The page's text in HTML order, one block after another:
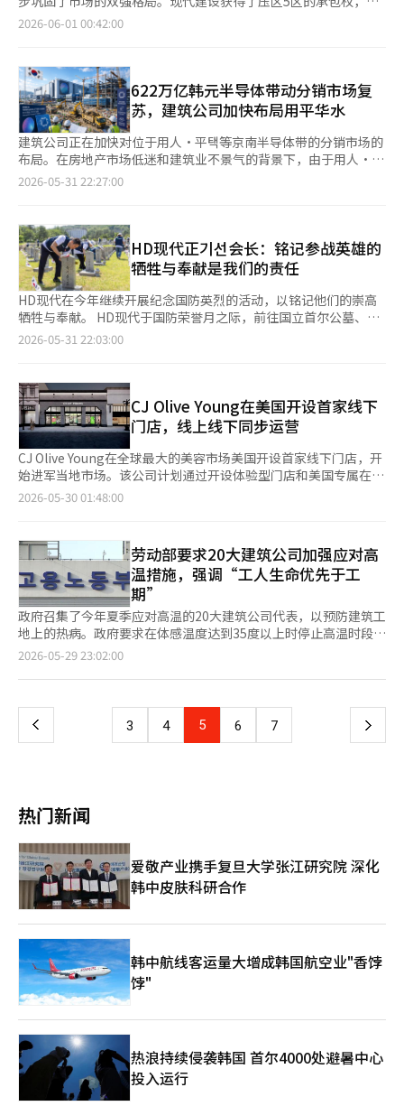
7093亿美元，首次突破7000亿美元。今年，由于AI数据中心投资
的扩大和高带宽内存（HBM）需求的增加，半导体出口急剧增
美元。 资本市场也发生了变化。自政府上任以来，韩国综合股价
指数（KOSPI）突破8000点，创下历史新高，市值也大幅增加。政
府推动的资本市场现代化政策、国内市场回归账户（RIA）的引入
以及对半导体行业的乐观预期，提升了消除“韩国折扣”的希望。
根据第一季度的数据，经常账户也录得733亿美元的顺差，创下历
史最高水平。 政府通过积极的财政政策支持经济复苏。包括“战
争补充预算”在内的大规模财政投入，以及民生恢复消费券和高油
价救助金等措施，旨在刺激内需和支持弱势群体。同时，政府还扩
力。 然而，经济复苏的温暖是否已扩散至整个产业仍然存在疑
问。最近，国会预算政策处的报告显示，半导体生产能力指数在过
去五年中上升了80个百分点，而非半导体制造业的生产能力则下降
了14个百分点。这意味着，除半导体外的制造业和内需行业的复苏
相对乏力。 实际上，许多人认为经济感受依然冷淡。钢铁、石油
化工和建筑业仍未摆脱低迷，自营业者和小商户的困难也在持续。
政府在最近的绿皮书中指出，由于中东战争带来的地缘政治风险，
经济下行风险依然存在。 高油价和高汇率带来的物价上涨压力也
消费者身上，民生负担可能再次加重。 财政健康问题也亟待解
决。在经济复苏过程中，积极财政政策发挥了一定作用，但增长和
税收在很大程度上依赖于半导体大企业的业绩和资产市场的繁荣。
补充预算编制，长期财政运作的压力也在加大。 税制政策也面临
变革的十字路口。政府计划加强长期持有特别扣除的实际居住要
求，缩减租赁经营者的税制特例，预告将转向“以实际居住为中
出，人工智能和人口结构变化是我国经济最大的中长期威胁，他表
示：“应当根据人工智能时代的要求，整顿个人信息、金融和劳动
市场的监管，同时通过教育改革培养人才。还应大胆发展半导体、
生物、电池、核电和电力设备等未来成长产业，引导企业集中于核
心业务进行产业结构调整。”※ 本报道经人工智能（AI）系统翻译
与编辑。
星物产则获得了新反浦19·25号的综合重建承包权。业内人士认
产在压区5区和新反浦19·25号综合重建的承包战中，分别击败竞
争对手，获得了施工权。这两个项目均被视为江南地区的核心地
段，竞争中强调了最大化汉江景观、金融支持和特色设计等因素，
引起了行业的广泛关注。 压区5区重建管理事务所的投票中，1199
名成员中有1016人参与投票，最终选定现代建设为施工单位。现
代建设获得了599票，而竞争对手DL E&C获得了398票，弃权票为
19票。 现代建设以继承压区现代公寓的高端住宅区身份为战略，
争取了成员的支持。其提议的项目名称为‘压区现代画廊’。在此
权，现已占据压区6个重建区中的一半。 通过此次承包，现代建设
在压区打造‘现代品牌小镇’的构想也得到了助力。由于压区是现
有现代公寓品牌象征性强的地区，品牌的连续性和未来项目价值的
提升预期对成员的投票产生了影响。 在新反浦19·25号综合重建
中，三星物产击败了POSCO E&C，成为施工单位。在30日举行的
事务所总会上，出席的399名成员中，三星物产获得了239票，成
功获得施工权。 三星物产提议的项目名称为‘乐美安伊鲁切
拉’。其战略是与现有的乐美安新反浦宫、乐美安新反浦里奥中
的‘乐美安小镇’。在反浦地区，乐美安品牌的偏好度较高，这也
对承包战产生了积极影响。 此次结果再次显示了重建市场大型企
业的集中现象。对于事务所而言，在施工费用、原材料价格、人工
成本和金融费用上涨的背景下，能够稳定完成项目的施工单位的重
要性日益增加。考虑到入住后的市场价格和一般销售的热度，以及
品牌价值等因素，偏好经过验证的大型建筑公司的现象愈发明显。
大型建筑公司也在丰富的承包余额和资金实力的基础上，集中精力
确保核心地段的获取。尤其是江南地区的重建，不仅仅是承包金
去年三星物产和现代建设的重建项目承包总额达到19兆7493亿韩
元，占前十大建筑公司总承包额的约40%。在承包排名中，三星物
产位居第一，现代建设位居第二，保持了领先地位。 城市与经济
代表宋承炫表示：“选择大型建筑公司对事务所成员而言，可以期
待未来市场价格形成的品牌溢价，同时由于资金筹措能力和施工经
验丰富，项目延迟的风险相对较低。”他还预测：“在未来的核心
地段重建和再开发项目中，现代建设和三星物产等大型建筑公司的
支持和特色设计等方面的要求。”※ 本报道经人工智能（AI）系统
翻译与编辑。
2026-06-01 00:42:00
622万亿韩元半导体带动分销市场复
苏，建筑公司加快布局用平华水
建筑公司正在加快对位于用人·平택等京南半导体带的分销市场的
布局。在房地产市场低迷和建筑业不景气的背景下，由于用人·平
택·华城·水原地区将新增生产和研究设施，长期居住需求的预期
点。政府计划在京南地区吸引总额622万亿韩元的民间投资，以建
立全球最大的半导体超级集群，因此连接用人·平택·华城·水原
的所谓“用平华水”半导体带在分销市场上备受关注。 用人是建
筑公司最积极宣传半导体受益的地区。现代建设在京畿道用人市处
仁区南沙邑阿谷里地区推出“希尔斯特用人马克谷”，强调与先进
系统半导体国家产业园的接近性。该项目规模为660户。 大宇建设
也在用人处仁区针对半导体带需求进行布局。大宇建设正在分
销“用人普鲁吉奥一体化公园”，强调用人先进系统半导体集群的
地下2层、地上29层，共6栋，提供710户，户型面积为80至134平
方米。 在平택，围绕高德国际化计划地区的供应正在进行。高德国
际化计划地区被视为三星电子平택校园的后方居住地。宇美建设财
团推出“平택高德宇美林尊贵”，针对三星电子平택校园的后方需
求。金湖建设也在高德国际化计划地区A-63块推出630户规模的公
共分销住宅“高德新城市阿特拉”。 对于建筑公司而言，半导体
带是一个在低迷的分销市场中能够区分的明确营销点。靠近工业园
区的项目在大型生产设施建设过程中将吸引现场人员，运营后，工
注。京畿地区的分销量今年累计达到26030户，比去年增加
53.9%，但未售出房屋为12205户，减少了8.3%。同期竣工量为
21209户，减少了38.9%。虽然分销量增加，但未售出房屋减少，
入驻量下降，表明新公寓的需求在一定程度上得到了支撑。 用人
处仁区的情况更接近于土地、补偿和基础设施优先于公寓的阶段。
根据国土交通部的消息，移动·南沙邑国家产业园将在2024年12
月获得项目计划批准，预计在2025年底开始损失补偿协商，并计
划在2026年下半年启动建设工程。LH也将在完成工业设施用地的
区，三星电子平택校园的居住需求已经形成，后续供应也在继续。
然而，在消化高德国际新城市和脑城等大型开发和供应量的过程
中，交易市场的复苏速度相对较慢。 一位建筑公司相关人士表
的国家产业园开工、补偿、高德国际化计划地区的后续供应、
GTX-A的开通效果、三星电子总部和研发需求等将成为分销营销的
关键因素。”
2026-05-31 22:27:00
HD现代正기선会长：铭记参战英雄的
牺牲与奉献是我们的责任
HD现代在今年继续开展纪念国防英烈的活动，以铭记他们的崇高
牺牲与奉献。 HD现代于国防荣誉月之际，前往国立首尔公墓、国
立永川国墓和国立桂山国墓，缅怀为国捐躯的先烈和英烈。 正기선
动，以增强缅怀的意义，并鼓励参与的员工。 当天，HD建筑机械
在国立首尔公墓与国家荣誉部签署了“为联合国参战英雄建立纪念
设施的谅解备忘录（MOU）”。签署仪式由国家荣誉部部长权吴
尔和HD建筑机械社长文在荣主持，正기선会长及驻韩埃塞俄比亚
大使德西·达尔基·杜卡莫也出席了此次活动。 根据协议，HD建
筑机械将支持在联合国参战国内建立纪念设施，并提供施工所需的
建筑设备。首个海外参战纪念设施将设立在埃塞俄比亚首都亚的斯
亚贝巴，该国是朝鲜战争期间唯一派遣地面部队的非洲国家。 HD
韩国造船和HD现代重工每年轮流资助2000万韩元，帮助海军遗孤
和生活困难的海军子女。此外，HD建筑机械自2021年起与国家荣
誉部合作，通过“房屋改造项目”改善国家功臣遗属家庭的居住环
境，计划到今年为21户家庭提供居住环境改善支持。 正기선会长
表示：“铭记那些在恐惧面前毫不犹豫的参战英雄的牺牲与奉献，
并将其传承给后代，是我们的责任。未来，HD现代将继续铭记和
尊重为国家奉献的人们。” 此次缅怀活动吸引了约200名员工参
与，包括HD现代的正기선会长和HD建筑机械的文在荣社长。此
外，HD现代1%分享基金会还向国家功臣后代提供生活费和生活用
签署了姊妹关系协议，并为在前线履行国防义务的军人提供建筑设
备和客车等支持。
2026-05-31 22:03:00
CJ Olive Young在美国开设首家线下
门店，线上线下同步运营
CJ Olive Young在全球最大的美容市场美国开设首家线下门店，开
始进军当地市场。该公司计划通过开设体验型门店和美国专属在线
商城，扩大与当地消费者的接触。根据业内消息，Olive Young的
坪），内有约400个品牌和超过5000种商品，其中80%以上为韩国
本土品牌。门店的设计充分考虑了当地消费者的护肤习惯和皮肤问
题，产品按美白、保湿、瑕疵管理等皮肤问题进行分类。此外，门
店还将根据K美容趋势的变化，每两周调整一次货架布局。体验服
务方面，Olive Young在门店内引入了使用皮肤扫描仪的自助诊断
服务。顾客可以在店内检查皮肤状态，并根据诊断结果获得个性化
咨询，从而提升品牌知名度和购买转化率。 Olive Young在美国开
设门店的背景是全球商城消费者数据和K美容的增长趋势。数据显
示，Olive Young的全球商城在150个国家的销售中，美国占比超
的化妆品出口额同比增长了40%。在亚马逊美容类前100名中，K
美容产品的数量也增加至28个。在开设帕萨迪纳店之前，Olive
短，在线商城的需求预计将增加。原有全球商城的美国配送时间为
配送的门槛也从60美元降低至35美元。为此，Olive Young在今年
3月在加利福尼亚州布卢明顿建立了约3600㎡（约1100坪）的西部
综合物流中心，专门负责美国专属在线商城的配送。Olive Young
计划在此基础上，未来在门店推出在线订单商品的自取服务。此
外，Olive Young还将推出针对美国消费者的专属会员制度，计划
于7月开始推出名为“OY会员”的项目，并在每月的前7天提供折
扣和奖励积分。Olive Young计划在帕萨迪纳店开业后，在上半年
内在洛杉矶再开设一家门店，目标是在一年内在美国开设5家门
店。初期将以洛杉矶和加利福尼亚州等西部地区为中心，随后扩展
到中南部和包括纽约在内的东部主要商业区。Olive Young美国法
人代表权佳恩表示：“我们将努力让尚未熟悉K美容的当地消费者
通过Olive Young的线上线下门店发现真正的K美容，并将其融入日
常生活。”
2026-05-30 01:48:00
劳动部要求20大建筑公司加强应对高
温措施，强调“工人生命优先于工
期”
政府召集了今年夏季应对高温的20大建筑公司代表，以预防建筑工
地上的热病。政府要求在体感温度达到35度以上时停止高温时段的
户外作业，在38度以上时停止所有户外作业，除紧急工作外，严格
由部长金英勋主持的会议，讨论了建筑工地热病预防措施和安全投
受害群体的后续措施。会议上，三星物产、大宇建设、GS建设等
主要建筑公司分享了高温应对的“高温安全五项基本原则”的执行
中。此外，他们还介绍了利用人工智能（AI）翻译程序和移动应用
程序，向外籍工人提供实时母语安全信息，并通过智能安全设备进
行健康监测等加强热病预防活动的措施。同时，针对混凝土浇筑等
高温环境下的作业，他们通过两班制轮换作业，结合工作与休息，
并为减少高温易受害时段的作业，实施提前上班和调整作业时间等
措施。劳动部自15日起至9月30日运行“高温安全特别对策小
组”，并建议全国建筑工地严格执行高温分级作业停止措施。政府
在体感温度达到33度以上时，建议调整作业时间或缩短户外作业时
间；在35度以上时，建议从下午2点至5点停止户外作业；在38度
以上时，建议停止所有户外作业，除紧急措施外。此外，去年法制
化的“高温安全五项基本原则”包括：提供凉水、安装冷气设备、
充分休息、发放保冷设备、建立热病发生时119报警机制等，将进
行现场执行情况的重点检查。金英勋部长表示：“请在建筑工地上
以生命为优先的措施。”他还强调：“要认识到事故造成的损失远
大于预防成本，必须加强对建筑工地安全的投资，并请20大建筑公
司的代表亲自关注，确保不发生热病死亡事故和坠落事故。”※
本报道经人工智能（AI）系统翻译与编辑。
2026-05-29 23:02:00
上
页
3 4 5 6 7 下
热门新闻
爱敬产业携手复旦大学张江研究院 深化
韩中皮肤科研合作
韩中航线客运量大增成韩国航空业"香饽
饽"
热浪持续侵袭韩国 首尔4000处避暑中心
投入运行